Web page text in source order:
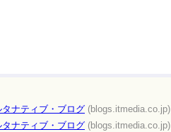
ナティブ・ブログ (blogs.itmedia.co.jp)
ナティブ・ブログ (blogs.itmedia.co.jp)